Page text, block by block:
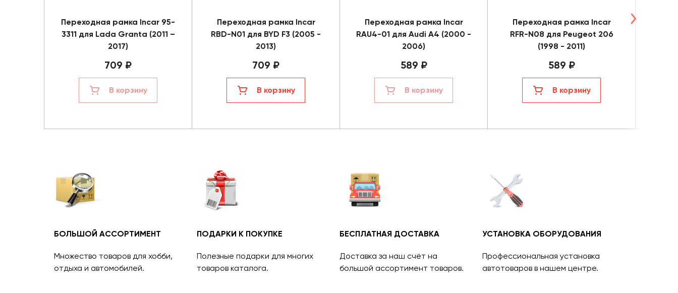
Переходная рамка Incar 95-
3311 для Lada Granta (2011 –
2017)
709 ₽
В корзину
Переходная рамка Incar
RBD-N01 для BYD F3 (2005 -
2013)
709 ₽
В корзину
Переходная рамка Incar
RAU4-01 для Audi A4 (2000 -
2006)
589 ₽
В корзину
Переходная рамка Incar
RFR-N08 для Peugeot 206
(1998 - 2011)
589 ₽
В корзину
БОЛЬШОЙ АССОРТИМЕНТ
Множество товаров для хобби,
отдыха и автомобилей.
ПОДАРКИ К ПОКУПКЕ
Полезные подарки для многих
товаров каталога.
БЕСПЛАТНАЯ ДОСТАВКА
Доставка за наш счёт на
большой ассортимент товаров.
УСТАНОВКА ОБОРУДОВАНИЯ
Профессиональная установка
автотоваров в нашем центре.